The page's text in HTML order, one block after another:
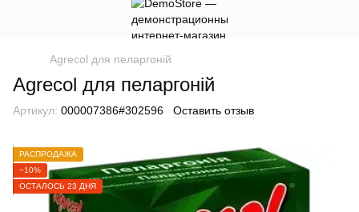
Agrecol для пеларгоній
Agrecol для пеларгоній
Артикул: 000007386#302596 Оставить отзыв
РАСПРОДАЖА
−10%
ОСТАЛОСЬ 23 ДНЯ